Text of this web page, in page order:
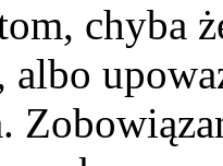
chyba
albo